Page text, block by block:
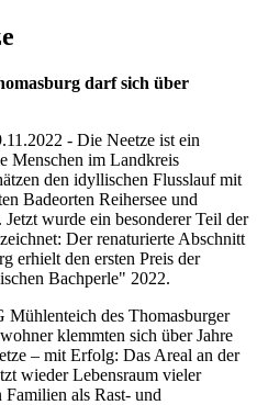
darf sich über
- Die Neetze ist ein
Menschen im Landkreis
den idyllischen Flusslauf mit
Badeorten Reihersee und
Jetzt wurde ein besonderer Teil der
Der renaturierte Abschnitt
erhielt den ersten Preis der
Bachperle" 2022.
des Thomasburger
klemmten sich über Jahre
– mit Erfolg: Das Areal an der
wieder Lebensraum vieler
als Rast- und